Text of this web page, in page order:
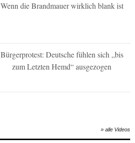
Wenn die Brandmauer wirklich blank ist
Bürgerprotest: Deutsche fühlen sich „bis
zum Letzten Hemd“ ausgezogen
» alle Videos